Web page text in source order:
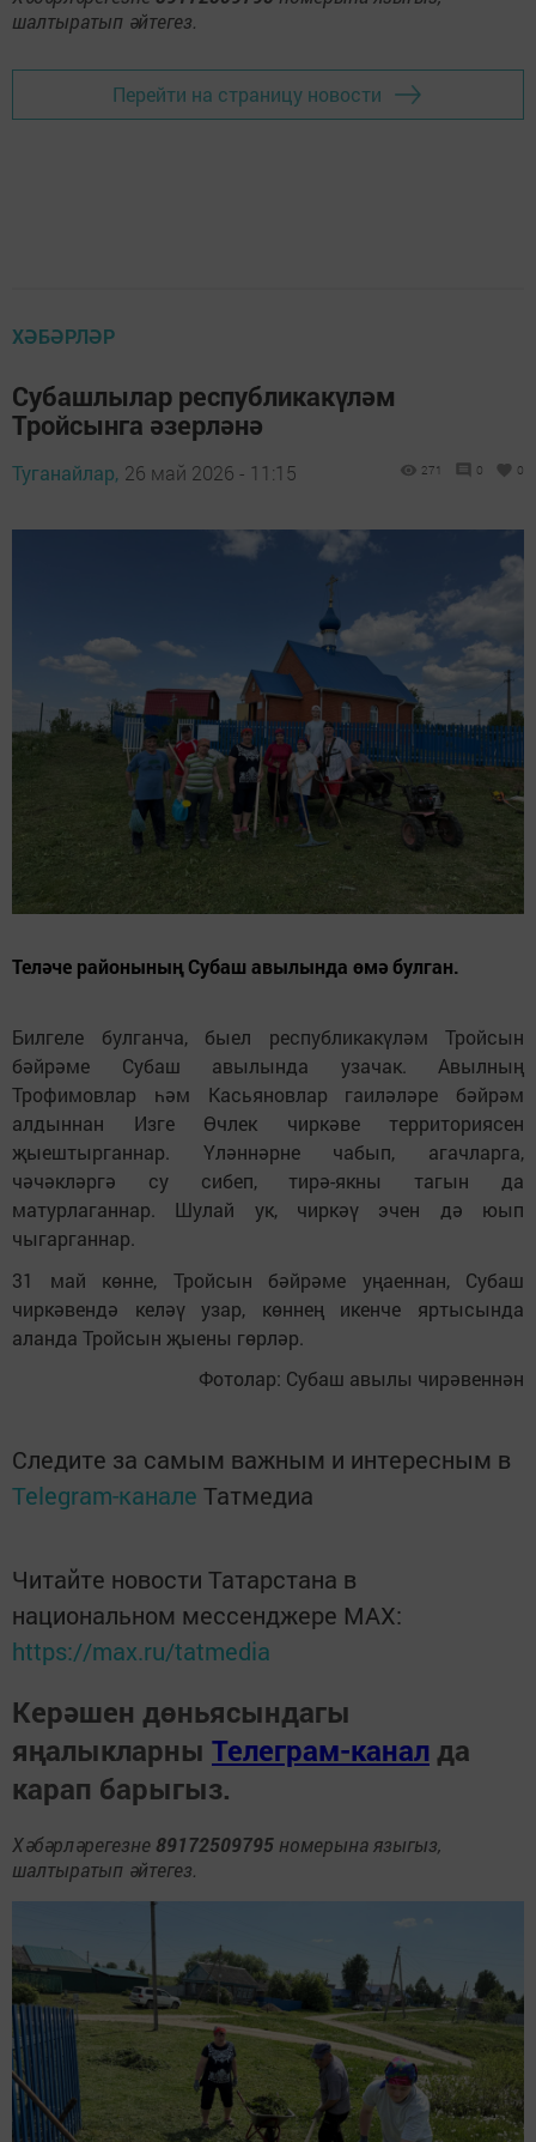
шалтыратып әйтегез.
Перейти на страницу новости
ХӘБӘРЛӘР
Субашлылар республикакүләм
Тройсынга әзерләнә
Туганайлар, 26 май 2026 - 11:15 271 0 0
Теләче районының Субаш авылында өмә булган.
Билгеле булганча, быел республикакүләм Тройсын
бәйрәме Субаш авылында узачак. Авылның
Трофимовлар һәм Касьяновлар гаиләләре бәйрәм
алдыннан Изге Өчлек чиркәве территориясен
җыештырганнар. Үләннәрне чабып, агачларга,
чәчәкләргә су сибеп, тирә-якны тагын да
матурлаганнар. Шулай ук, чиркәү эчен дә юып
чыгарганнар.
31 май көнне, Тройсын бәйрәме уңаеннан, Субаш
чиркәвендә келәү узар, көннең икенче яртысында
аланда Тройсын җыены гөрләр.
Фотолар: Субаш авылы чирәвеннән
Следите за самым важным и интересным в
Telegram-канале Татмедиа
Читайте новости Татарстана в
национальном мессенджере MАХ:
https://max.ru/tatmedia
Керәшен дөньясындагы
яңалыкларны Телеграм-канал да
карап барыгыз.
Хәбәрләрегезне 89172509795 номерына языгыз,
шалтыратып әйтегез.